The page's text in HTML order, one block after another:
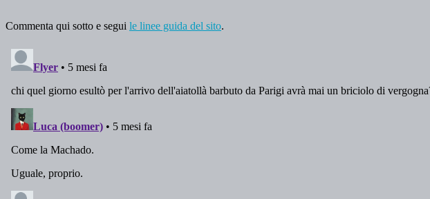
Commenta qui sotto e segui le linee guida del sito.